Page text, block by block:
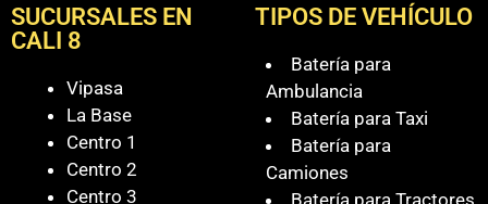
SUCURSALES EN
CALI 8
Vipasa
La Base
Centro 1
Centro 2
Centro 3
TIPOS DE VEHÍCULO
Batería para
Ambulancia
Batería para Taxi
Batería para
Camiones